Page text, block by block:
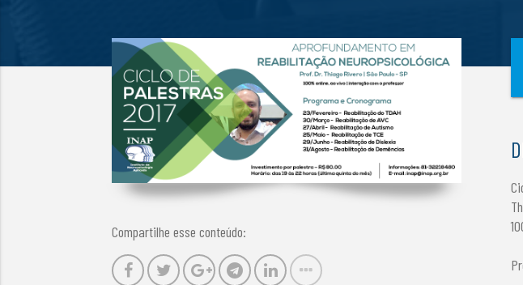
Compartilhe esse conteúdo: